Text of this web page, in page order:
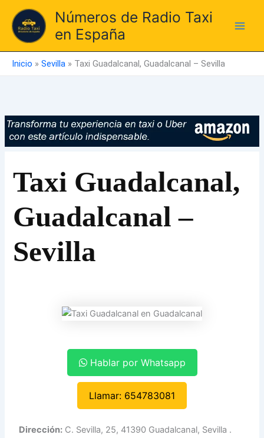
contenido
Números de Radio Taxi
en España
Inicio » Sevilla » Taxi Guadalcanal, Guadalcanal – Sevilla
Taxi Guadalcanal,
Guadalcanal –
Sevilla
Hablar por Whatsapp
Llamar: 654783081
Dirección: C. Sevilla, 25, 41390 Guadalcanal, Sevilla .